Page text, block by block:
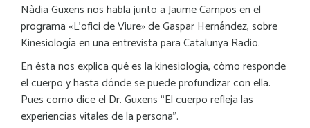
Nàdia Guxens nos habla junto a Jaume Campos en el
programa «L’ofici de Viure» de Gaspar Hernández, sobre
Kinesiología en una entrevista para Catalunya Radio.
En ésta nos explica qué es la kinesiología, cómo responde
el cuerpo y hasta dónde se puede profundizar con ella.
Pues como dice el Dr. Guxens “El cuerpo refleja las
experiencias vitales de la persona”.